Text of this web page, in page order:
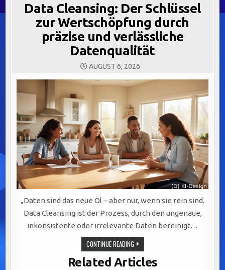
Data Cleansing: Der Schlüssel
zur Wertschöpfung durch
präzise und verlässliche
Datenqualität
AUGUST 6, 2026
„Daten sind das neue Öl – aber nur, wenn sie rein sind.
Data Cleansing ist der Prozess, durch den ungenaue,
inkonsistente oder irrelevante Daten bereinigt…
CONTINUE READINGDATA
CLEANSING:
DER
SCHLÜSSEL
Related Articles